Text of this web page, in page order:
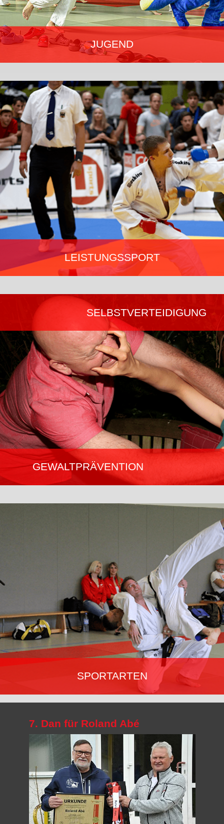
JUGEND
Verband begleitet dich von der ersten Gürtelprüfung bis hin zum
engagierten Vereinstrainer/-in! Aus- & Fortbildungen, Lehrgänge,
Großevents & sportliche Jugendbildungsmaßnahmen erwarten
dich!
Mehr erfahren…
LEISTUNGSSPORT
nationaler und internationaler Ebene. Sie vertreten uns bei
Europa- und Weltmeisterschaften sowie den World- und Combat
Games. Hier findet ihr Wissenswertes rund um unsere
Veranstaltungen und unsere Nationalmannschaft.
Mehr erfahren…
SELBSTVERTEIDIGUNG
GEWALTPRÄVENTION
muss berücksichtigt werden. Ju-Jutsu bietet Grundlagen für
mögliche Opfer sexualisierter Gewalt; Kinder und Jugendliche;
Mehr erfahren…
SPORTARTEN
Selbstverteidigung,Brazilian Jiu-Jitsuist eine Abwandlung und
Weiterentwicklung mit Schwerpunkt Bodenkampf undHanbo-
Jutsu
die der Techniken des Stockkampfes.
Mehr erfahren…
7. Dan für Roland Abé